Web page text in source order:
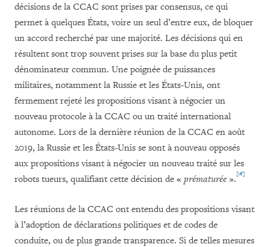
décisions de la CCAC sont prises par consensus, ce qui
permet à quelques États, voire un seul d’entre eux, de bloquer
un accord recherché par une majorité. Les décisions qui en
résultent sont trop souvent prises sur la base du plus petit
dénominateur commun. Une poignée de puissances
militaires, notamment la Russie et les États-Unis, ont
fermement rejeté les propositions visant à négocier un
nouveau protocole à la CCAC ou un traité international
autonome. Lors de la dernière réunion de la CCAC en août
2019, la Russie et les États-Unis se sont à nouveau opposés
aux propositions visant à négocier un nouveau traité sur les
robots tueurs, qualifiant cette décision de « prématurée ».[16]
Les réunions de la CCAC ont entendu des propositions visant
à l’adoption de déclarations politiques et de codes de
conduite, ou de plus grande transparence. Si de telles mesures